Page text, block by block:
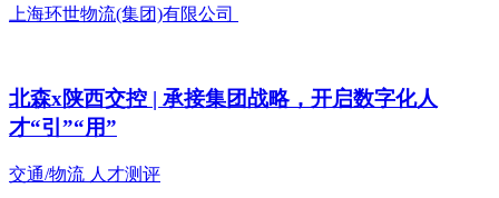
上海环世物流(集团)有限公司
北森x陕西交控 | 承接集团战略，开启数字化人
才“引”“用”
交通/物流 人才测评